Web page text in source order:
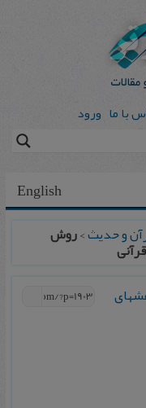
با ما ورود
English
و حدیث>روش